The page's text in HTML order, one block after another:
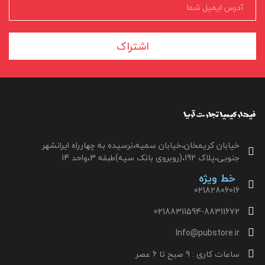
اشتراک
خیابان کریمخان،خیابان سمیه،نرسیده به چهارراه ایرانشهر
جنوبی،پلاک 192،(روبروی بانک سپه)طبقه 3،واحد 14
خط ویژه
02182806016
02188311594-88311672
Info@pubstore.ir
ساعات کاری : 9 صبح تا 6 عصر